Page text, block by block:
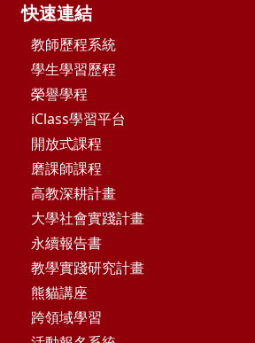
快速連結
教師歷程系統
學生學習歷程
榮譽學程
iClass學習平台
開放式課程
磨課師課程
高教深耕計畫
大學社會實踐計畫
永續報告書
教學實踐研究計畫
熊貓講座
跨領域學習